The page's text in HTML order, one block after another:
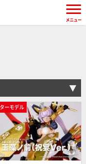
ーモデル
メニュー